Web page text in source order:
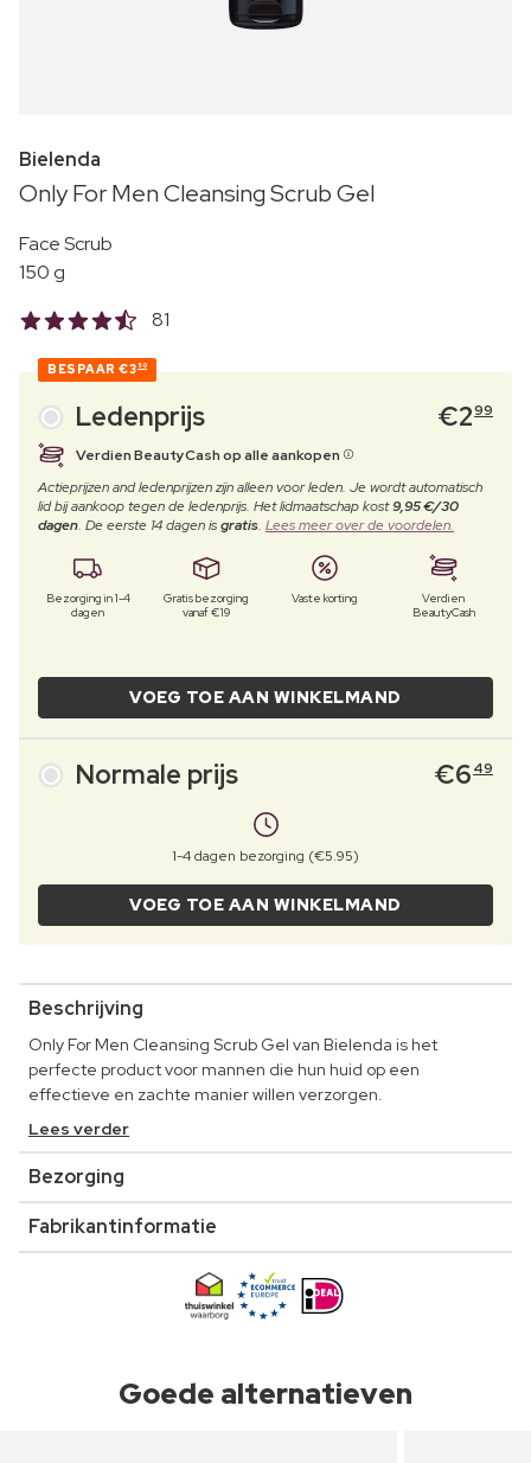
Bielenda
Only For Men Cleansing Scrub Gel
Face Scrub
150 g
81
BESPAAR €3 50
Ledenprijs €299
Verdien BeautyCash op alle aankopen
Actieprijzen and ledenprijzen zijn alleen voor leden. Je wordt automatisch
lid bij aankoop tegen de ledenprijs. Het lidmaatschap kost9,95 €/30
dagen. De eerste 14 dagen isgratis. Lees meer over de voordelen.
Bezorging in 1-4
dagen
Gratis bezorging
vanaf €19
Vaste korting
Verdien
BeautyCash
VOEG TOE AAN WINKELMAND
Normale prijs €6 49
1-4 dagen bezorging (€5.95)
VOEG TOE AAN WINKELMAND
Beschrijving
Only For Men Cleansing Scrub Gel van Bielenda is het
perfecte product voor mannen die hun huid op een
effectieve en zachte manier willen verzorgen.
Lees verder
Bezorging
Fabrikantinformatie
Goede alternatieven